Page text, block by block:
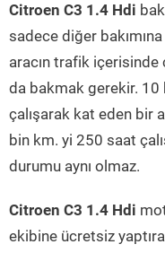
Citroen C3 1.4 Hdi
sadece diğer
aracın trafik içerisinde
da bakmak gerekir.
çalışarak kat eden bir
bin km. yi 250 saat
durumu aynı olmaz.
Citroen C3 1.4 Hdi
ekibine ücretsiz